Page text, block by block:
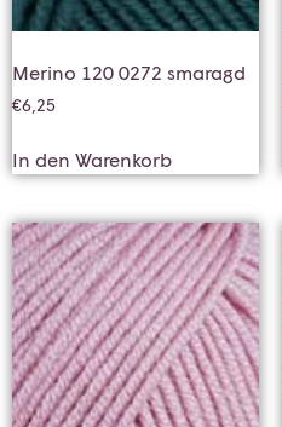
Merino 120 0272 smaragd
€6,25
In den Warenkorb